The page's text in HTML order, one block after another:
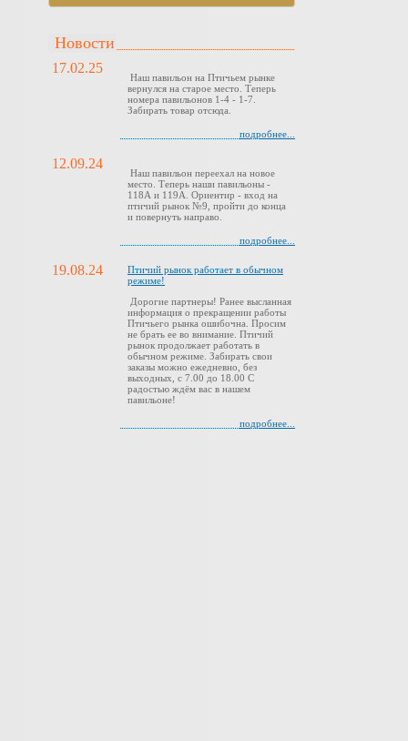
Новости
17.02.25
Наш павильон на Птичьем рынке
вернулся на старое место. Теперь
номера павильонов 1-4 - 1-7.
Забирать товар отсюда.
подробнее...
12.09.24
Наш павильон переехал на новое
место. Теперь наши павильоны -
118А и 119А. Ориентир - вход на
птичий рынок №9, пройти до конца
и повернуть направо.
подробнее...
19.08.24
Птичий рынок работает в обычном
режиме!
Дорогие партнеры! Ранее высланная
информация о прекращении работы
Птичьего рынка ошибочна. Просим
не брать ее во внимание. Птичий
рынок продолжает работать в
обычном режиме. Забирать свои
заказы можно ежедневно, без
выходных, с 7.00 до 18.00 С
радостью ждём вас в нашем
павильоне!
подробнее...